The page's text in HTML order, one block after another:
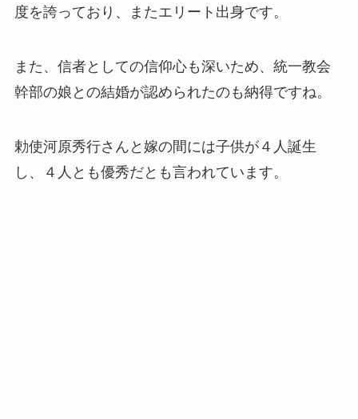
度を誇っており、またエリート出身です。
また、信者としての信仰心も深いため、統一教会
幹部の娘との結婚が認められたのも納得ですね。
勅使河原秀行さんと嫁の間には子供が４人誕生
し、４人とも優秀だとも言われています。